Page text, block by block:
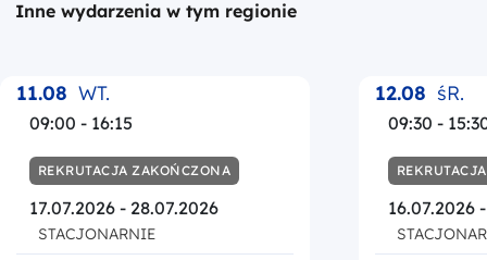
Inne wydarzenia w tym regionie
11.08 WT.
09:00 - 16:15
REKRUTACJA ZAKOŃCZONA
17.07.2026 - 28.07.2026
STACJONARNIE
12.08 śR.
09:30 -
16.07.2026